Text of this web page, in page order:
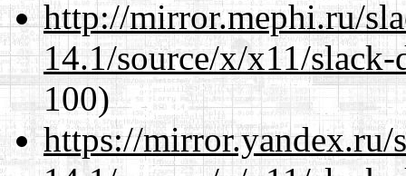
http://mirror.mephi.ru/
14.1/source/x/x11/
100)
https://mirror.yandex.ru/